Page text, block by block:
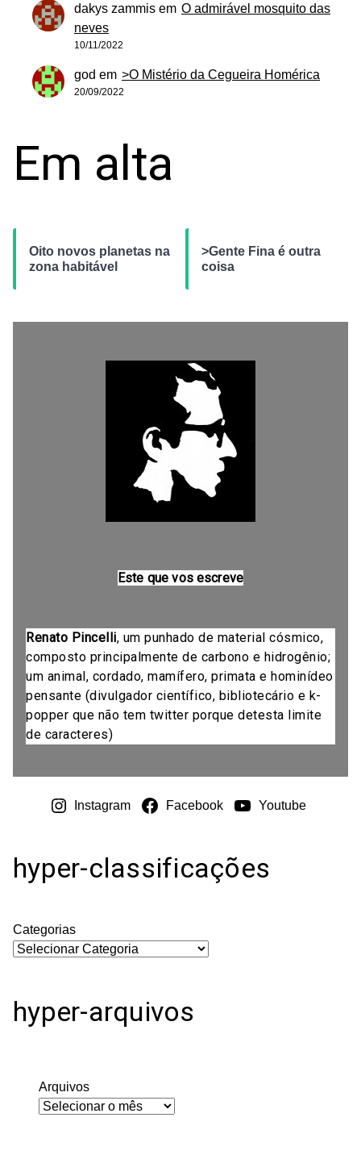
dakys zammis em O admirável mosquito das
neves
10/11/2022
god em >O Mistério da Cegueira Homérica
20/09/2022
Em alta
Oito novos planetas na
zona habitável
>Gente Fina é outra
coisa
Este que vos escreve
Renato Pincelli, um punhado de material cósmico,
composto principalmente de carbono e hidrogênio;
um animal, cordado, mamífero, primata e hominídeo
pensante (divulgador científico, bibliotecário e k-
popper que não tem twitter porque detesta limite
de caracteres)
Instagram Facebook Youtube
hyper-classificações
Categorias
hyper-arquivos
Arquivos